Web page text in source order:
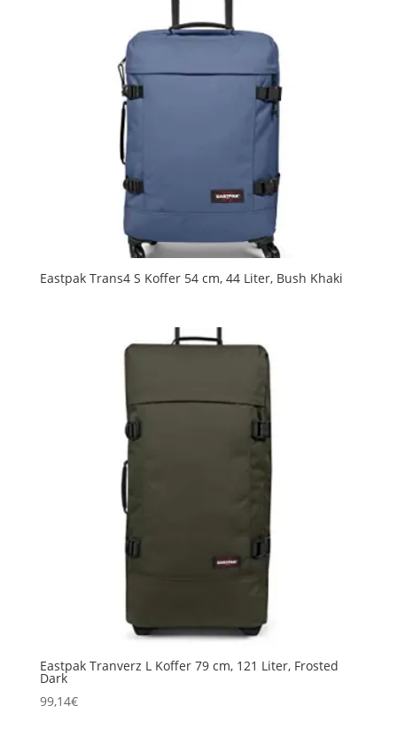
Eastpak Trans4 S Koffer 54 cm, 44 Liter, Bush Khaki
Eastpak Tranverz L Koffer 79 cm, 121 Liter, Frosted
Dark
99,14€